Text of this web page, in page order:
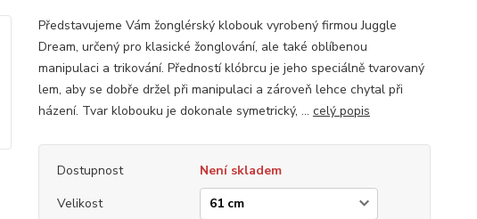
Představujeme Vám žonglérský klobouk vyrobený firmou Juggle
Dream, určený pro klasické žonglování, ale také oblíbenou
manipulaci a trikování. Předností klóbrcu je jeho speciálně tvarovaný
lem, aby se dobře držel při manipulaci a zároveň lehce chytal při
házení. Tvar klobouku je dokonale symetrický, ... celý popis
Dostupnost
Není skladem
Velikost